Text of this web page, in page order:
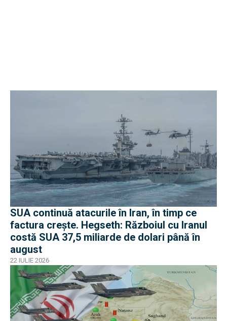
SUA continuă atacurile în Iran, în timp ce
factura crește. Hegseth: Războiul cu Iranul
costă SUA 37,5 miliarde de dolari până în
august
22 IULIE 2026